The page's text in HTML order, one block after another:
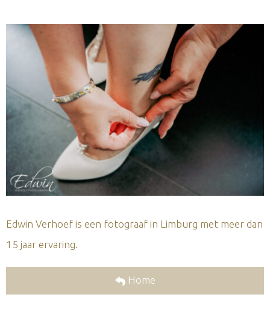
Edwin Verhoef is een fotograaf in Limburg met meer dan
15 jaar ervaring.
Home